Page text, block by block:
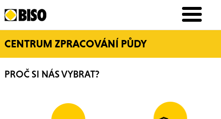
CENTRUM ZPRACOVÁNÍ PŮDY
PROČ SI NÁS VYBRAT?